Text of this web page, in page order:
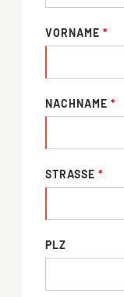
VORNAME *
NACHNAME *
STRASSE *
PLZ